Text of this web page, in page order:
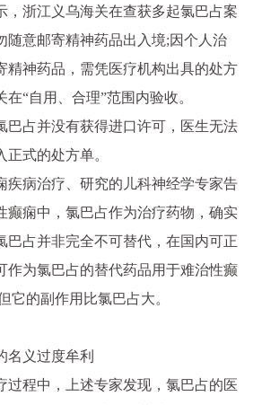
，浙江义乌海关在查获多起氯巴占案
随意邮寄精神药品出入境;因个人治
精神药品，需凭医疗机构出具的处方
“自用、合理”范围内验收。
巴占并没有获得进口许可，医生无法
式的处方单。
疾病治疗、研究的儿科神经学专家告
癫痫中，氯巴占作为治疗药物，确实
巴占并非完全不可替代，在国内可正
作为氯巴占的替代药品用于难治性癫
它的副作用比氯巴占大。
名义过度牟利
过程中，上述专家发现，氯巴占的医